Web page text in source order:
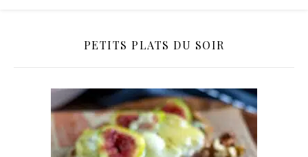
PETITS PLATS DU SOIR